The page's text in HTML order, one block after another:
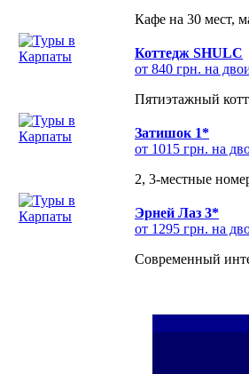
Кафе на 30 мест,
Коттедж SHULC
от 840 грн. на
Пятиэтажный
Затишок 1*
от 1015 грн. на
2, 3-местные
Эрней Лаз 3*
от 1295 грн. на
Современный